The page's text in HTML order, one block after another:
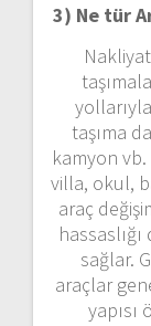
3) Ne tür
taşıma
kamyon vb.
villa, okul,
araç
sağlar.
araçlar
yapısı